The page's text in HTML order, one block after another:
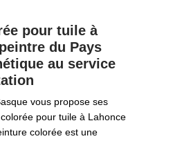
pour tuile à
du Pays
au service
vous propose ses
pour tuile à Lahonce
colorée est une